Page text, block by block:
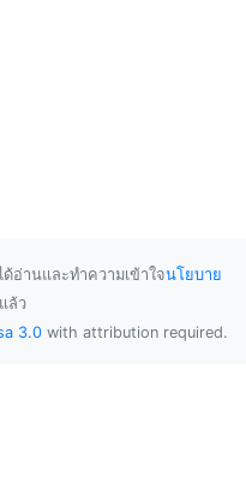
อ่านและทำความเข้าใจนโยบาย
ล้ว
3.0 with attribution required.